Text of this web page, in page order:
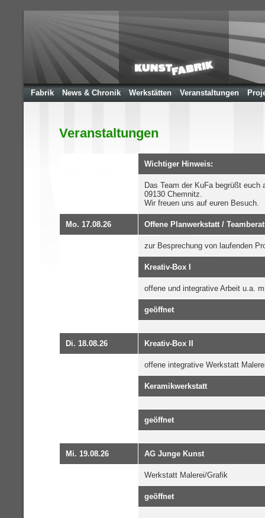
Fabrik News & Chronik Werkstätten Veranstaltungen
Veranstaltungen
Wichtiger Hinweis:
Das Team der KuFa begrüßt
09130 Chemnitz.
Wir freuen uns auf euren Besuch.
Mo. 17.08.26 Offene Planwerkstatt /
zur Besprechung von laufenden
Kreativ-Box I
offene und integrative Arbeit u.a.
geöffnet
Di. 18.08.26 Kreativ-Box II
offene integrative Werkstatt
Keramikwerkstatt
geöffnet
Mi. 19.08.26 AG Junge Kunst
Werkstatt Malerei/Grafik
geöffnet